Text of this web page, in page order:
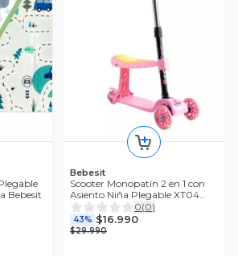
Bebesit
Bebesit
Scooter Monopatín 2 en 1 con
Asiento Niña Plegable XT04
Rosa
0(0)
43% $16.990
$29.990